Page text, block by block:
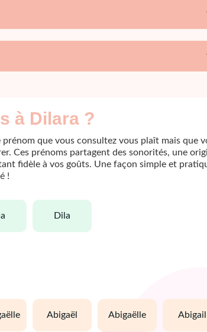
à Dilara ?
que vous consultez vous plaît mais que
Ces prénoms partagent des sonorités, une
fidèle à vos goûts. Une façon simple et
!
dila
abigaël abigaëlle abigail